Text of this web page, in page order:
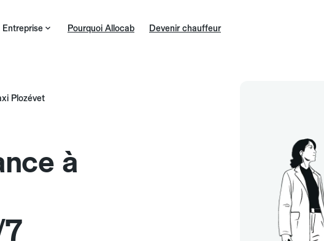
Entreprise Pourquoi Allocab Devenir chauffeur
Plozévet
à